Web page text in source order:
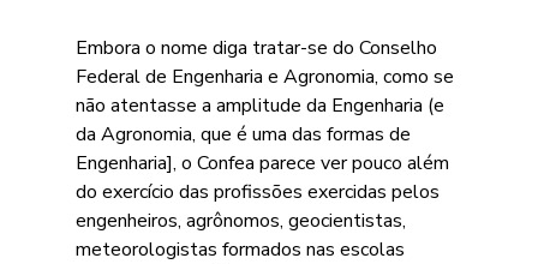
Embora o nome diga tratar-se do Conselho
Federal de Engenharia e Agronomia, como se
não atentasse a amplitude da Engenharia (e
da Agronomia, que é uma das formas de
Engenharia], o Confea parece ver pouco além
do exercício das profissões exercidas pelos
engenheiros, agrônomos, geocientistas,
meteorologistas formados nas escolas